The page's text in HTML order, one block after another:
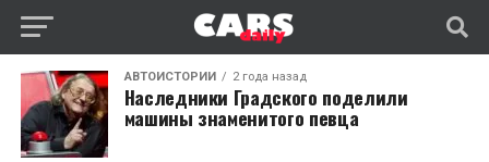
АВТОИСТОРИИ 2 года назад
Наследники Градского поделили
машины знаменитого певца